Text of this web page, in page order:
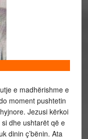
e madhërishme e
moment pushtetin
Jezusi kërkoi
dhe ushtarët që e
dinin ç’bënin. Ata